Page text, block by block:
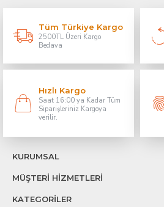
Tüm Türkiye Kargo
2500TL Üzeri Kargo
Bedava
Hızlı Kargo
Saat 16:00 ya Kadar Tüm
Siparişleriniz Kargoya
verilir.
KURUMSAL
MÜŞTERİ HİZMETLERİ
KATEGORİLER